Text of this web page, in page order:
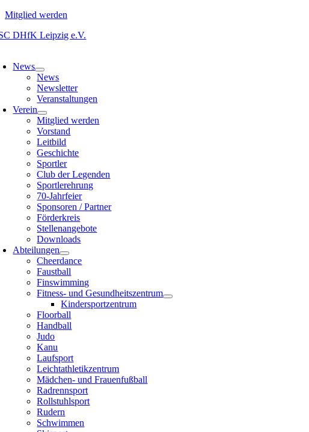
Mitglied werden
Zum
News
News
Newsletter
Veranstaltungen
Verein
Mitglied werden
Vorstand
Leitbild
Geschichte
Sportler
Club der Legenden
Sportlerehrung
70-Jahrfeier
Sponsoren / Partner
Förderkreis
Stellenangebote
Downloads
Abteilungen
Cheerdance
Faustball
Finswimming
Fitness- und Gesundheitszentrum
Kindersportzentrum
Floorball
Handball
Judo
Kanu
Laufsport
Leichtathletikzentrum
Mädchen- und Frauenfußball
Radrennsport
Rollstuhlsport
Rudern
Schwimmen